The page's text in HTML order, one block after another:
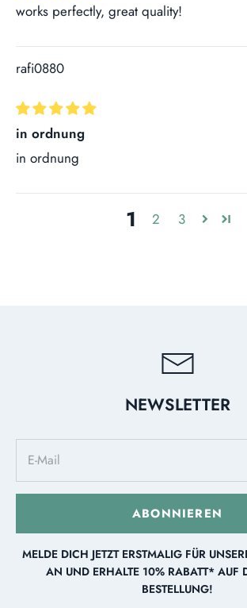
works perfectly, great quality!
rafi0880
in ordnung
in ordnung
1 2 3
NEWSLETTER
ABONNIEREN
MELDE DICH JETZT ERSTMALIG FÜR
AN UND ERHALTE 10% RABATT* AUF
BESTELLUNG!